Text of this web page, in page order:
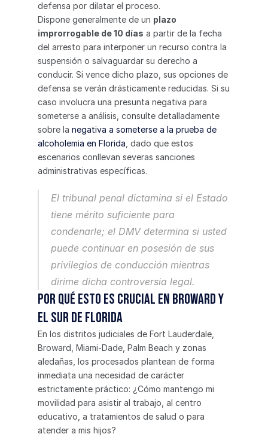
defensa por dilatar el proceso.
Dispone generalmente de un plazo
improrrogable de 10 días a partir de la fecha
del arresto para interponer un recurso contra la
suspensión o salvaguardar su derecho a
conducir. Si vence dicho plazo, sus opciones de
defensa se verán drásticamente reducidas. Si su
caso involucra una presunta negativa para
someterse a análisis, consulte detalladamente
sobre la negativa a someterse a la prueba de
alcoholemia en Florida, dado que estos
escenarios conllevan severas sanciones
administrativas específicas.
El tribunal penal dictamina si el Estado
tiene mérito suficiente para
condenarle; el DMV determina si usted
puede continuar en posesión de sus
privilegios de conducción mientras
dirime dicha controversia legal.
Por qué esto es crucial en Broward y
el sur de Florida
En los distritos judiciales de Fort Lauderdale,
Broward, Miami-Dade, Palm Beach y zonas
aledañas, los procesados plantean de forma
inmediata una necesidad de carácter
estrictamente práctico: ¿Cómo mantengo mi
movilidad para asistir al trabajo, al centro
educativo, a tratamientos de salud o para
atender a mis hijos?